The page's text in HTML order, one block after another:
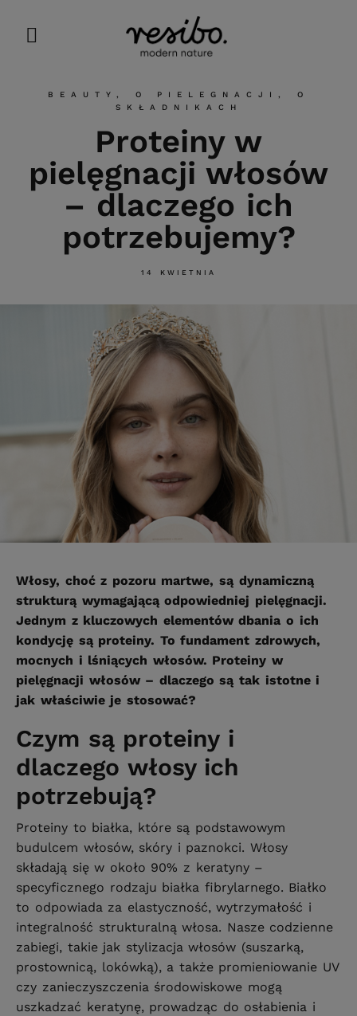
BEAUTY , O PIELEGNACJI , O
SKŁADNIKACH
Proteiny w
pielęgnacji włosów
– dlaczego ich
potrzebujemy?
14 KWIETNIA
Włosy, choć z pozoru martwe, są dynamiczną
strukturą wymagającą odpowiedniej pielęgnacji.
Jednym z kluczowych elementów dbania o ich
kondycję są proteiny. To fundament zdrowych,
mocnych i lśniących włosów. Proteiny w
pielęgnacji włosów – dlaczego są tak istotne i
jak właściwie je stosować?
Czym są proteiny i
dlaczego włosy ich
potrzebują?
Proteiny to białka, które są podstawowym
budulcem włosów, skóry i paznokci. Włosy
składają się w około 90% z keratyny –
specyficznego rodzaju białka fibrylarnego. Białko
to odpowiada za elastyczność, wytrzymałość i
integralność strukturalną włosa. Nasze codzienne
zabiegi, takie jak stylizacja włosów (suszarką,
prostownicą, lokówką), a także promieniowanie UV
czy zanieczyszczenia środowiskowe mogą
uszkadzać keratynę, prowadząc do osłabienia i